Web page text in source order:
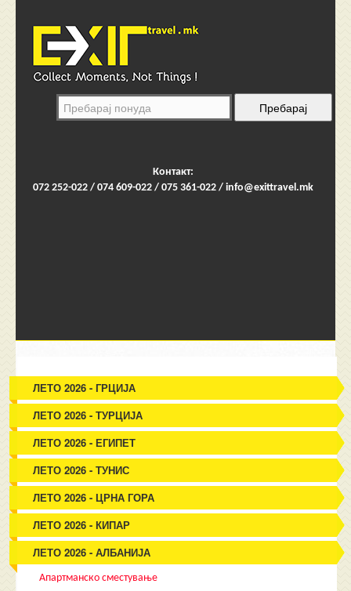
Контакт:
072 252-022 / 074 609-022 / 075 361-022 / info@exittravel.mk
ЛЕТО 2026 - ГРЦИЈА
ЛЕТО 2026 - ТУРЦИЈА
ЛЕТО 2026 - ЕГИПЕТ
ЛЕТО 2026 - ТУНИС
ЛЕТО 2026 - ЦРНА ГОРА
ЛЕТО 2026 - КИПАР
ЛЕТО 2026 - АЛБАНИЈА
Апартманско сместување